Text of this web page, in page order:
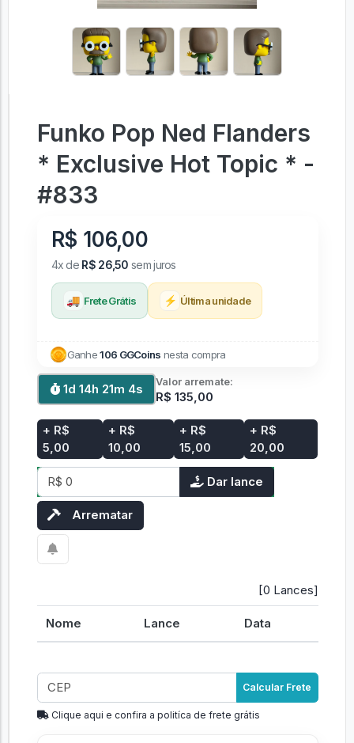
Funko Pop Ned Flanders
* Exclusive Hot Topic * -
#833
R$ 106,00
4x de R$ 26,50 sem juros
🚚 Frete Grátis ⚡ Última unidade
Ganhe106 GGCoins nesta compra
1d 14h 21m 4s Valor arremate:
R$ 135,00
+ R$
5,00
+ R$
10,00
+ R$
15,00
+ R$
20,00
Dar lance
Arrematar
[0 Lances]
Nome Lance Data
Calcular Frete
Clique aqui e confira a politíca de frete grátis